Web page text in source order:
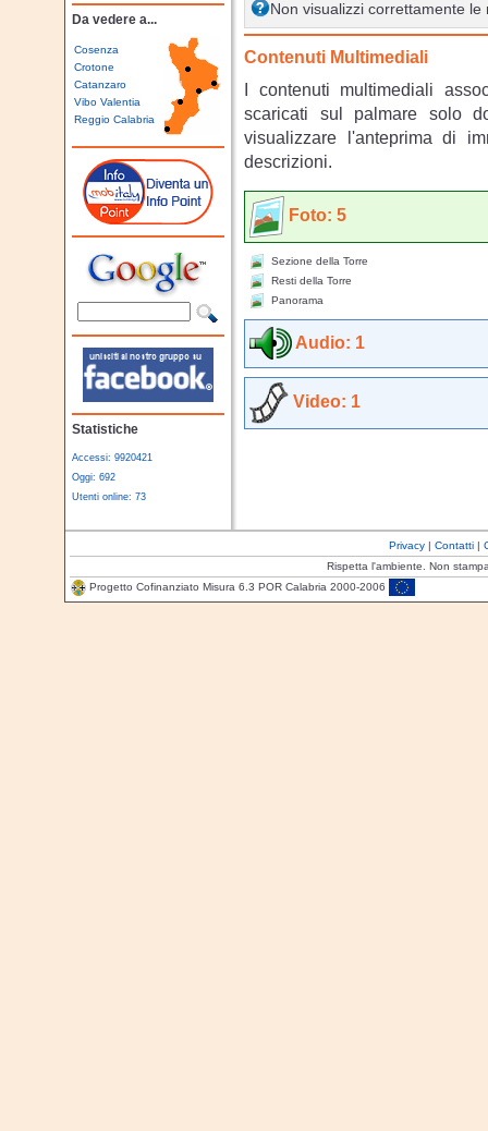
Da vedere a...
Cosenza
Crotone
Catanzaro
Vibo Valentia
Reggio Calabria
Statistiche
Accessi: 9920421
Oggi: 692
Utenti online: 73
Non visualizzi correttamente
Contenuti Multimediali
I contenuti multimediali
scaricati sul palmare solo
visualizzare l'anteprima di
descrizioni.
Foto: 5
Sezione della Torre
Resti della Torre
Panorama
Audio: 1
Video: 1
Privacy| Contatti|
Rispetta l'ambiente. Non
Progetto Cofinanziato Misura 6.3 POR Calabria 2000-2006